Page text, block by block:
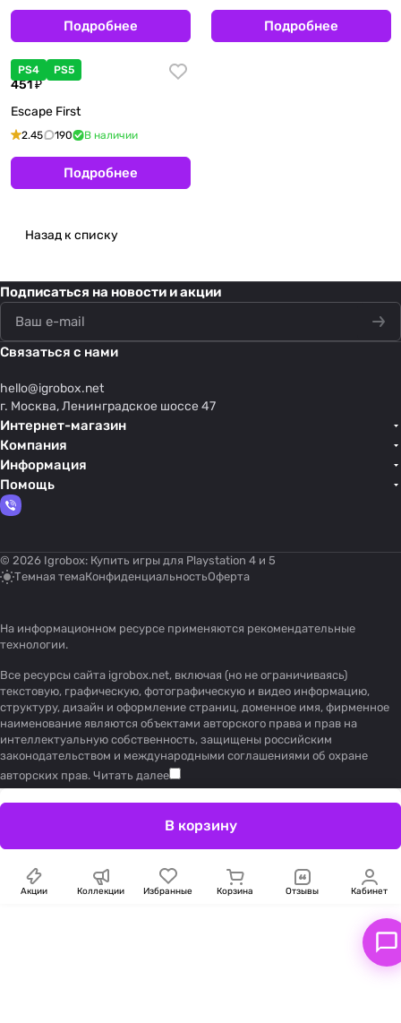
Подробнее Подробнее
PS4 PS5
451 ₽
Escape First
2.45 190 В наличии
Подробнее
Назад к списку
Подписаться на новости и акции
Связаться с нами
hello@igrobox.net
г. Москва, Ленинградское шоссе 47
Интернет-магазин
Компания
Информация
Помощь
© 2026 Igrobox: Купить игры для Playstation 4 и 5
Темная темаКонфиденциальностьОферта
На информационном ресурсе применяются рекомендательные
технологии.
Все ресурсы сайта igrobox.net, включая (но не ограничиваясь)
текстовую, графическую, фотографическую и видео информацию,
структуру, дизайн и оформление страниц, доменное имя, фирменное
наименование являются объектами авторского права и прав на
интеллектуальную собственность, защищены российским
законодательством и международными соглашениями об охране
авторских прав. Читать далее
В корзину
Акции Коллекции Избранные Корзина Отзывы Кабинет